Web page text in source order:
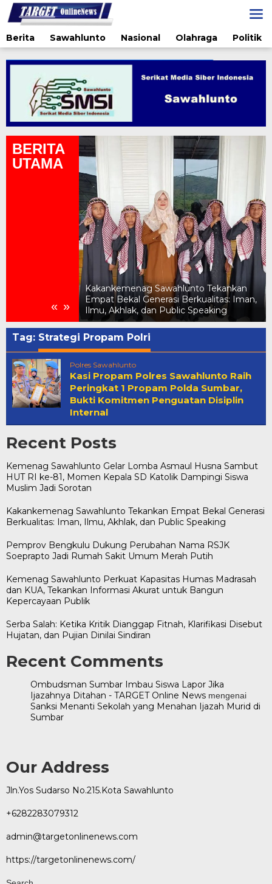
Lewati
ke
konten
Berita
Sawahlunto Nasional Olahraga Politik
BERITA
UTAMA
« »
Kakankemenag Sawahlunto Tekankan
Empat Bekal Generasi Berkualitas: Iman,
Ilmu, Akhlak, dan Public Speaking
Tag: Strategi Propam Polri
Polres Sawahlunto
Kasi Propam Polres Sawahlunto Raih
Peringkat 1 Propam Polda Sumbar,
Bukti Komitmen Penguatan Disiplin
Internal
Recent Posts
Kemenag Sawahlunto Gelar Lomba Asmaul Husna Sambut
HUT RI ke-81, Momen Kepala SD Katolik Dampingi Siswa
Muslim Jadi Sorotan
Kakankemenag Sawahlunto Tekankan Empat Bekal Generasi
Berkualitas: Iman, Ilmu, Akhlak, dan Public Speaking
Pemprov Bengkulu Dukung Perubahan Nama RSJK
Soeprapto Jadi Rumah Sakit Umum Merah Putih
Kemenag Sawahlunto Perkuat Kapasitas Humas Madrasah
dan KUA, Tekankan Informasi Akurat untuk Bangun
Kepercayaan Publik
Serba Salah: Ketika Kritik Dianggap Fitnah, Klarifikasi Disebut
Hujatan, dan Pujian Dinilai Sindiran
Recent Comments
Ombudsman Sumbar Imbau Siswa Lapor Jika
Ijazahnya Ditahan - TARGET Online News mengenai
Sanksi Menanti Sekolah yang Menahan Ijazah Murid di
Sumbar
Our Address
Jln.Yos Sudarso No.215.Kota Sawahlunto
+6282283079312
admin@targetonlinenews.com
https://targetonlinenews.com/